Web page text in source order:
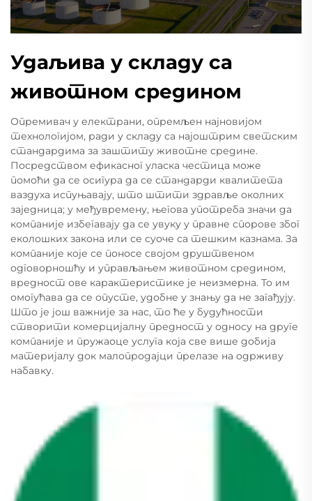
Удаљива у складу са
животном средином
Опремивач у електрани, опремљен најновијом
технологијом, ради у складу са најоштрим светским
стандардима за заштиту животне средине.
Посредством ефикасног уласка честица може
помоћи да се осигура да се стандарди квалитета
ваздуха испуњавају, што штити здравље околних
заједница; у међувремену, његова употреба значи да
компаније избегавају да се увуку у правне спорове због
еколошких закона или се суоче са тешким казнама. За
компаније које се поносе својом друштвеном
одговорношћу и управљањем животном средином,
вредност ове карактеристике је неизмерна. То им
омогућава да се опусте, удобне у знању да не загађују.
Што је још важније за нас, то ће у будућности
створити комерцијалну предност у односу на друге
компаније и пружаоце услуга која све више добија
материјалу док малопродајци прелазе на одрживу
набавку.